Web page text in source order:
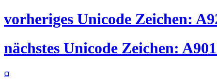
vorheriges Unicode Zeichen:
nächstes Unicode Zeichen:
꤀